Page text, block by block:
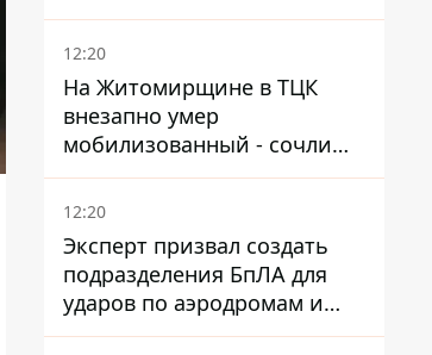
12:20
На Житомирщине в ТЦК
внезапно умер
мобилизованный - сочли
годным и сразу
остановилось сердце
12:20
Эксперт призвал создать
подразделения БпЛА для
ударов по аэродромам и
составам КАБ врага